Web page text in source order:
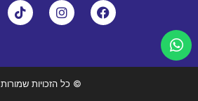
© כל הזכויות שמורות